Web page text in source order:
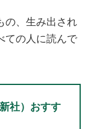
の、生み出され
ての人に読んで
社）おすす